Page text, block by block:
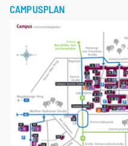
CAMPUSPLAN